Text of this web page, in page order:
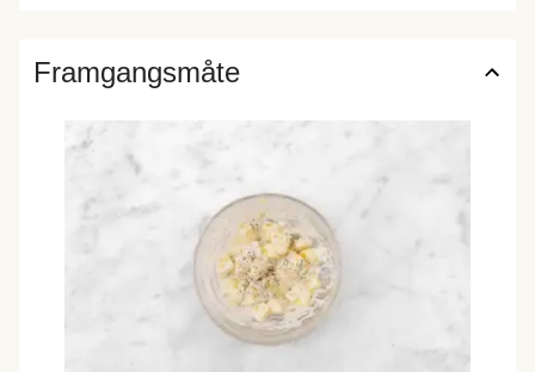
Framgangsmåte